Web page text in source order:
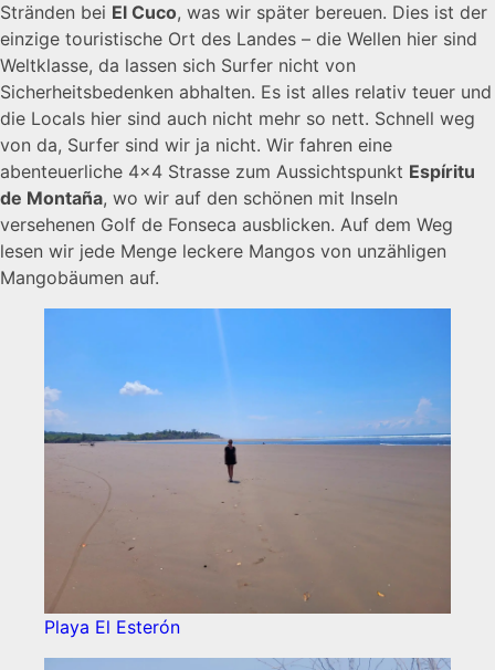
Stränden bei El Cuco, was wir später bereuen. Dies ist der
einzige touristische Ort des Landes – die Wellen hier sind
Weltklasse, da lassen sich Surfer nicht von
Sicherheitsbedenken abhalten. Es ist alles relativ teuer und
die Locals hier sind auch nicht mehr so nett. Schnell weg
von da, Surfer sind wir ja nicht. Wir fahren eine
abenteuerliche 4×4 Strasse zum Aussichtspunkt Espíritu
de Montaña, wo wir auf den schönen mit Inseln
versehenen Golf de Fonseca ausblicken. Auf dem Weg
lesen wir jede Menge leckere Mangos von unzähligen
Mangobäumen auf.
Playa El Esterón